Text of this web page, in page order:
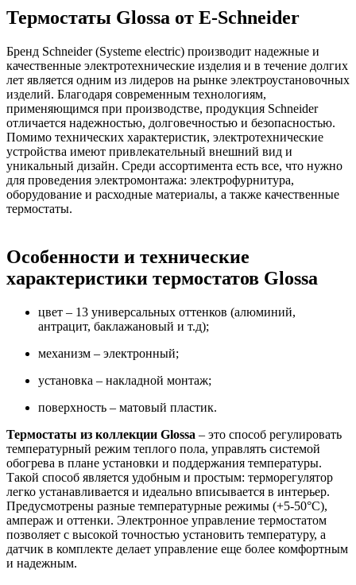
Термостаты Glossa от E-Schneider
Бренд Schneider (Systeme electric) производит надежные и
качественные электротехнические изделия и в течение долгих
лет является одним из лидеров на рынке электроустановочных
изделий. Благодаря современным технологиям,
применяющимся при производстве, продукция Schneider
отличается надежностью, долговечностью и безопасностью.
Помимо технических характеристик, электротехнические
устройства имеют привлекательный внешний вид и
уникальный дизайн. Среди ассортимента есть все, что нужно
для проведения электромонтажа: электрофурнитура,
оборудование и расходные материалы, а также качественные
термостаты.
Особенности и технические
характеристики термостатов Glossa
цвет – 13 универсальных оттенков (алюминий,
антрацит, баклажановый и т.д);
механизм – электронный;
установка – накладной монтаж;
поверхность – матовый пластик.
Термостаты из коллекции Glossa – это способ регулировать
температурный режим теплого пола, управлять системой
обогрева в плане установки и поддержания температуры.
Такой способ является удобным и простым: терморегулятор
легко устанавливается и идеально вписывается в интерьер.
Предусмотрены разные температурные режимы (+5-50°C),
ампераж и оттенки. Электронное управление термостатом
позволяет с высокой точностью установить температуру, а
датчик в комплекте делает управление еще более комфортным
и надежным.